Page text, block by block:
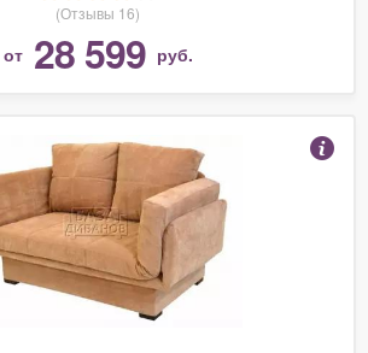
(Отзывы 16)
от 28 599 руб.